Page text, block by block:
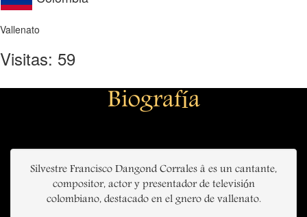
Vallenato
Visitas: 59
Biografía
Silvestre Francisco Dangond Corrales â es un cantante,
compositor, actor y presentador de televisión
colombiano, destacado en el gnero de vallenato.